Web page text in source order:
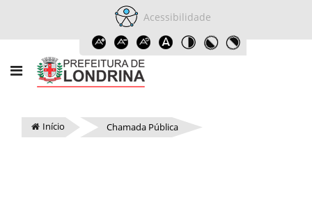
Acessibilidade
Início Chamada Pública